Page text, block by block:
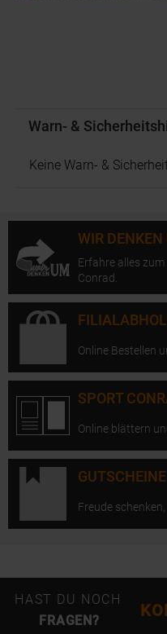
Warn- &
Keine Warn- &
WIR DENKEN
Erfahre alles
Conrad.
Online Bestellen
SPORT
Online blättern
GUTSCHEINE
Freude
HAST DU NOCH
FRAGEN?